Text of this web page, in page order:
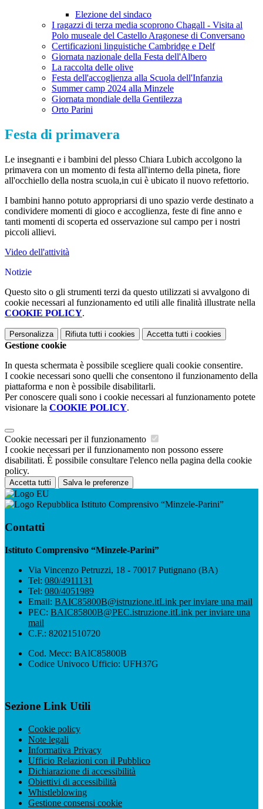
Elezione del sindaco
I ragazzi di terza media scoprono Chagall - Visita al
Polo museale del Castello Aragonese di Conversano
Certificazioni linguistiche Cambridge e Delf
Giornata nazionale della Festa dell'Albero
La raccolta delle olive
Festa dell'accoglienza alla Scuola dell'Infanzia
Summer camp 2024 alla Minzele
Giornata mondiale della Gentilezza
Orto Parini
Festa di primavera
Le insegnanti e i bambini del plesso Chiara Lubich accolgono la
primavera con un momento di festa all'interno della pineta, fiore
all'occhiello della nostra scuola,in cui è ubicato il nuovo refettorio.
I bambini hanno potuto appropriarsi di uno spazio verde destinato a
condividere momenti di gioco e accoglienza, feste di fine anno e
tanti momenti di scoperta ed osservazione sul campo per i nostri
piccoli allievi.
Video dell'attività
Notizie
Questo sito o gli strumenti terzi da questo utilizzati si avvalgono di
cookie necessari al funzionamento ed utili alle finalità illustrate nella
COOKIE POLICY.
Personalizza Rifiuta tutti i cookies Accetta tutti i cookies
Gestione cookie
In questa schermata è possibile scegliere quali cookie consentire.
I cookie necessari sono quelli che consentono il funzionamento della
piattaforma e non è possibile disabilitarli.
Per conoscere quali sono i cookie necessari al funzionamento potete
visionare la COOKIE POLICY.
Cookie necessari per il funzionamento
I cookie necessari per il funzionamento non possono essere
disabilitati. È possibile consultare l'elenco nella pagina della cookie
policy.
Accetta tutti Salva le preferenze
Istituto Comprensivo “Minzele-Parini”
Contatti
Istituto Comprensivo “Minzele-Parini”
Via Vincenzo Petruzzi, 18 - 70017 Putignano (BA)
Tel: 080/4911131
Tel: 080/4051989
Email: BAIC85800B@istruzione.itLink per inviare una mail
PEC: BAIC85800B@PEC.istruzione.itLink per inviare una
mail
C.F.: 82021510720
Cod. Mecc: BAIC85800B
Codice Univoco Ufficio: UFH37G
Sezione Link Utili
Cookie policy
Note legali
Informativa Privacy
Ufficio Relazioni con il Pubblico
Dichiarazione di accessibilità
Obiettivi di accessibilità
Whistleblowing
Gestione consensi cookie